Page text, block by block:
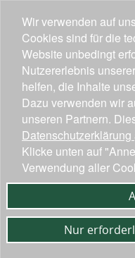
Wir verwenden auf
Cookies sind für die
Website unbedingt
Nutzererlebnis
helfen, die Inhalte
Dazu verwenden wir
unseren Partnern.
Datenschutzerklärung
Klicke unten auf
Verwendung aller
Nur